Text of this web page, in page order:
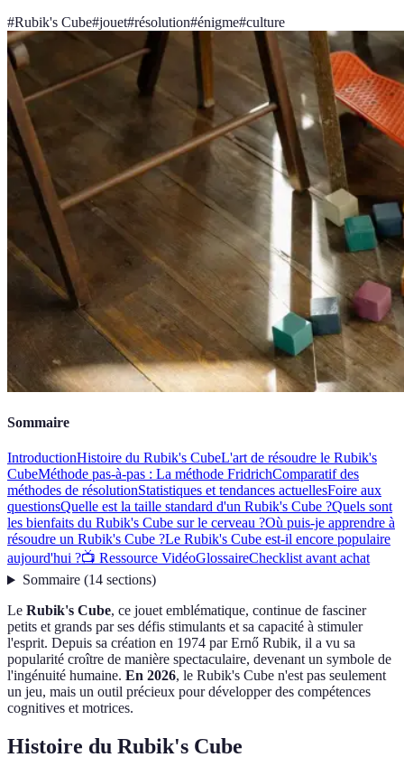
#Rubik's Cube#jouet#résolution#énigme#culture
Sommaire
IntroductionHistoire du Rubik's CubeL'art de résoudre le Rubik's
CubeMéthode pas-à-pas : La méthode FridrichComparatif des
méthodes de résolutionStatistiques et tendances actuellesFoire aux
questionsQuelle est la taille standard d'un Rubik's Cube ?Quels sont
les bienfaits du Rubik's Cube sur le cerveau ?Où puis-je apprendre à
résoudre un Rubik's Cube ?Le Rubik's Cube est-il encore populaire
aujourd'hui ?📺 Ressource VidéoGlossaireChecklist avant achat
Sommaire(14 sections)
Le Rubik's Cube, ce jouet emblématique, continue de fasciner
petits et grands par ses défis stimulants et sa capacité à stimuler
l'esprit. Depuis sa création en 1974 par Ernő Rubik, il a vu sa
popularité croître de manière spectaculaire, devenant un symbole de
l'ingénuité humaine. En 2026, le Rubik's Cube n'est pas seulement
un jeu, mais un outil précieux pour développer des compétences
cognitives et motrices.
Histoire du Rubik's Cube